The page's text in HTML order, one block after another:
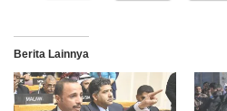
Berita Lainnya